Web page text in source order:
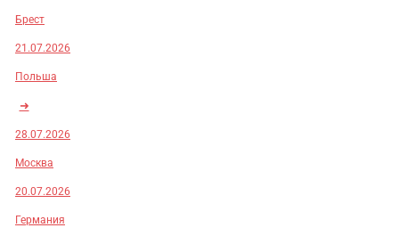
Брест
21.07.2026
Польша
➜
28.07.2026
Москва
20.07.2026
Германия